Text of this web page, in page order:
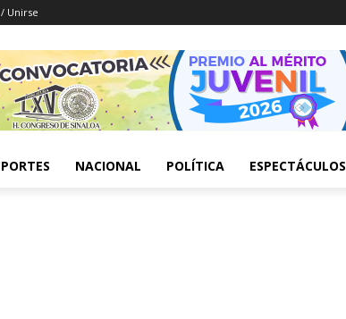
Unirse
NACIONAL POLÍTICA ESPECTÁCULOS